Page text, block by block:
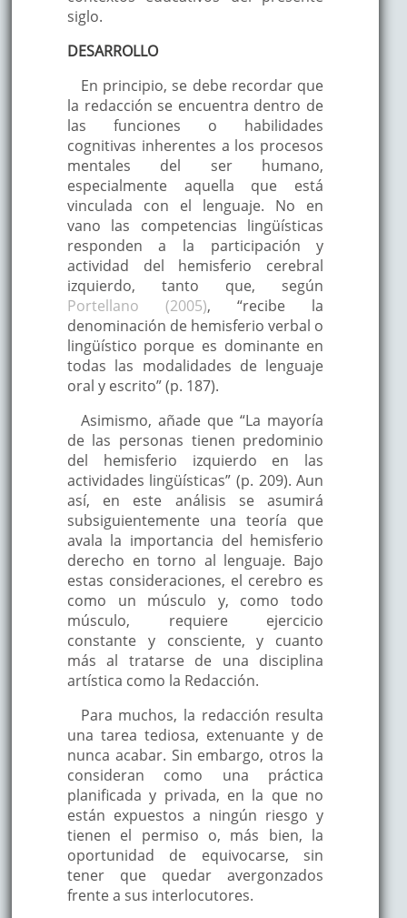
siglo.
DESARROLLO
En principio, se debe recordar que
la redacción se encuentra dentro de
las funciones o habilidades
cognitivas inherentes a los procesos
mentales del ser humano,
especialmente aquella que está
vinculada con el lenguaje. No en
vano las competencias lingüísticas
responden a la participación y
actividad del hemisferio cerebral
izquierdo, tanto que, según
Portellano (2005), “recibe la
denominación de hemisferio verbal o
lingüístico porque es dominante en
todas las modalidades de lenguaje
oral y escrito” (p. 187).
Asimismo, añade que “La mayoría
de las personas tienen predominio
del hemisferio izquierdo en las
actividades lingüísticas” (p. 209). Aun
así, en este análisis se asumirá
subsiguientemente una teoría que
avala la importancia del hemisferio
derecho en torno al lenguaje. Bajo
estas consideraciones, el cerebro es
como un músculo y, como todo
músculo, requiere ejercicio
constante y consciente, y cuanto
más al tratarse de una disciplina
artística como la Redacción.
Para muchos, la redacción resulta
una tarea tediosa, extenuante y de
nunca acabar. Sin embargo, otros la
consideran como una práctica
planificada y privada, en la que no
están expuestos a ningún riesgo y
tienen el permiso o, más bien, la
oportunidad de equivocarse, sin
tener que quedar avergonzados
frente a sus interlocutores.